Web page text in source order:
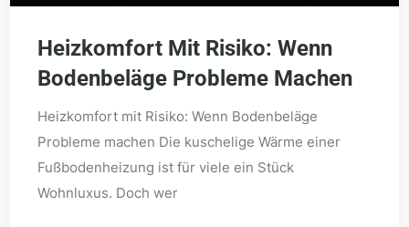
Heizkomfort Mit Risiko: Wenn
Bodenbeläge Probleme Machen
Heizkomfort mit Risiko: Wenn Bodenbeläge
Probleme machen Die kuschelige Wärme einer
Fußbodenheizung ist für viele ein Stück
Wohnluxus. Doch wer